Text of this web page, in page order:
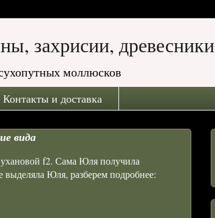
захрисии, древесники
моллюсков
Контакты и доставка
вида
f2. Сама Юля получила
Юля, разберем подробнее: